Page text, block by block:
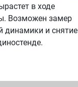
в ходе
Возможен замер
динамики и снятие